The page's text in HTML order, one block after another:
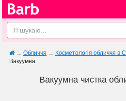
→ Обличчя → Косметологія обличчя в
Вакуумна
Вакуумна чистка